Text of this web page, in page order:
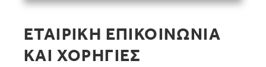
ΕΤΑΙΡΙΚΗ ΕΠΙΚΟΙΝΩΝΙΑ
ΚΑΙ ΧΟΡΗΓΙΕΣ